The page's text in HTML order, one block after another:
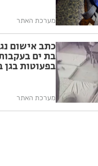
מערכת האתר
כתב אישום
בת ים
בפעוטות בגן
מערכת האתר